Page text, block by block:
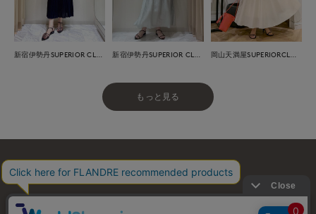
もっと見る
お問い合わせ 利用規約 プライバシーポリシー